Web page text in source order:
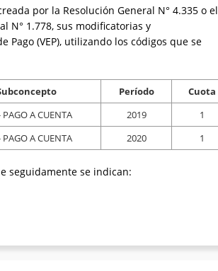
por la Resolución General N° 4.335 o el
N° 1.778, sus modificatorias y
(VEP), utilizando los códigos que se
Período
Cuota
PAGO A CUENTA 2019
1
PAGO A CUENTA 2020 1
seguidamente se indican: